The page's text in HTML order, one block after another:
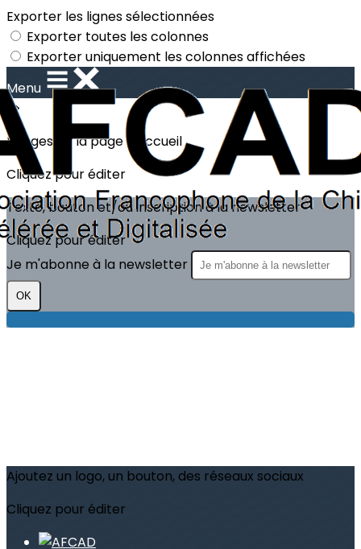
Exporter les lignes sélectionnées
Exporter toutes les colonnes
Exporter uniquement les colonnes affichées
Menu
?>
Images de la page d'accueil
Cliquez pour éditer
Texte, bouton et/ou inscription à la newsletter
Cliquez pour éditer
Je m'abonne à la newsletter
OK
Ajoutez un logo, un bouton, des réseaux sociaux
Cliquez pour éditer